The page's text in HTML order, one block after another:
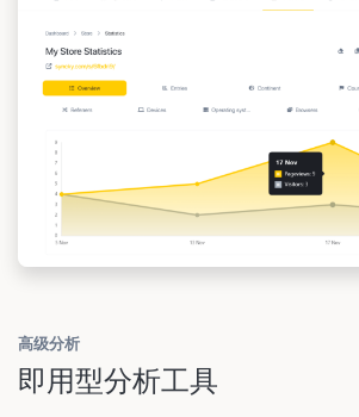
高级分析
即用型分析工具